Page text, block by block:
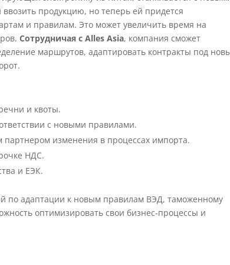
продукцию, но теперь ей придется
и правилам. Это может увеличить время на
Сотрудничая с Alles Asia, компания сможет
маршрутов, адаптировать контракты под
и квоты.
с новыми правилами.
изменения в процессах импорта.
НДС.
и ЕЭК.
по адаптации к новым правилам ВЭД, таможенному
оптимизировать свои бизнес-процессы и